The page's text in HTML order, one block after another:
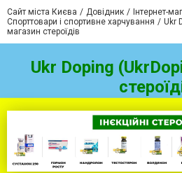
Сайт міста Києва Довідник
Інтернет-
Спорттовари і спортивне харчування
Ukr
магазин стероїдів
Ukr Doping